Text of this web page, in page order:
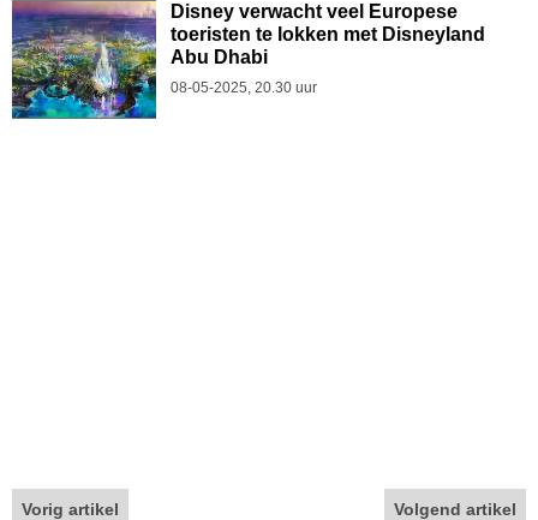
Disney verwacht veel Europese
toeristen te lokken met Disneyland
Abu Dhabi
08-05-2025, 20.30 uur
Vorig artikel Volgend artikel